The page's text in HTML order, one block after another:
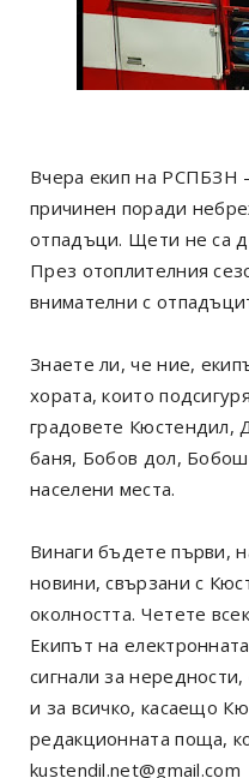
Вчера екип на РСПБЗН
причинен поради
отпадъци. Щети не са
През отоплителния
внимателни с
Знаете ли, че ние,
хората, които
градовете Кюстендил,
баня, Бобов дол,
населени места.
Винаги бъдете първи,
новини, свързани с
околността. Четете
Екипът на
сигнали за
и за всичко, касаещо
редакционната поща,
kustendil.net@gmail.com